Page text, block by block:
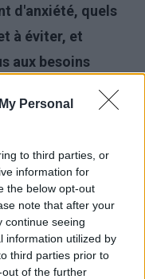
Personal
to third parties, or
information for
the below opt-out
note that after your
continue seeing
information utilized by
third parties prior to
of the further
d'anxiété, quels
à éviter, et
aux besoins
vous invitons à